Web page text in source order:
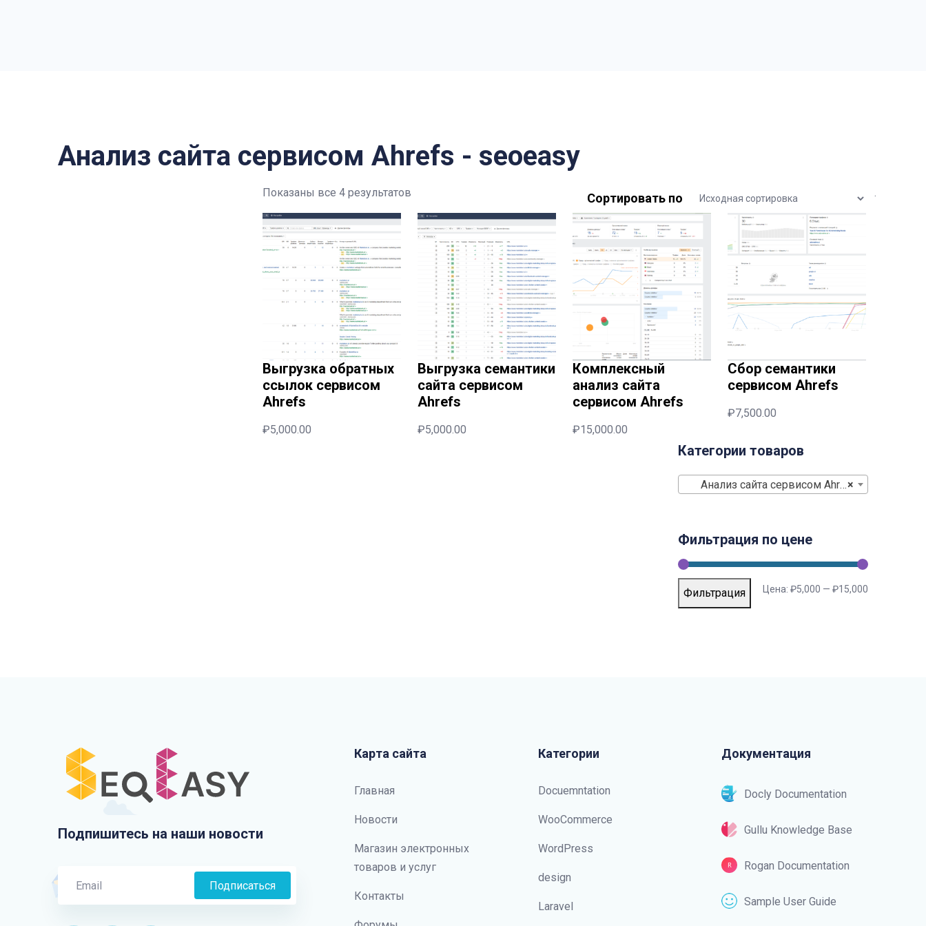
Анализ сайта сервисом Ahrefs - seoeasy
.
Показаны все 4 результатов Сортировать по
Выгрузка обратных
ссылок сервисом
Ahrefs
₽5,000.00
Выгрузка семантики
сайта сервисом
Ahrefs
₽5,000.00
Комплексный
анализ сайта
сервисом Ahrefs
₽15,000.00
Сбор семантики
сервисом Ahrefs
₽7,500.00
Категории товаров
×
Анализ сайта сервисом Ahrefs (4)
Фильтрация по цене
Фильтрация Цена: ₽5,000 — ₽15,000
Подпишитесь на наши новости
Подписаться
Карта сайта
Главная
Новости
Магазин электронных
товаров и услуг
Контакты
Категории
Docuemntation
WooCommerce
WordPress
design
Laravel
Документация
Docly Documentation
Gullu Knowledge Base
Rogan Documentation
Sample User Guide